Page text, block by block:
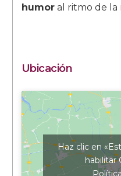
humoral ritmo de la
Ubicación
Haz clic en
habilitar